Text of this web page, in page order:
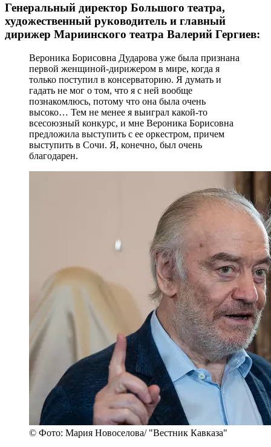
Генеральный директор Большого театра,
художественный руководитель и главный
дирижер Мариинского театра Валерий Гергиев:
Вероника Борисовна Дударова уже была признана
первой женщиной-дирижером в мире, когда я
только поступил в консерваторию. Я думать и
гадать не мог о том, что я с ней вообще
познакомлюсь, потому что она была очень
высоко… Тем не менее я выиграл какой-то
всесоюзный конкурс, и мне Вероника Борисовна
предложила выступить с ее оркестром, причем
выступить в Сочи. Я, конечно, был очень
благодарен.
© Фото: Мария Новоселова/ "Вестник Кавказа"